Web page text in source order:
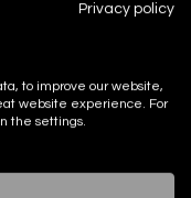
Privacy policy
to improve our website,
website experience. For
the settings.